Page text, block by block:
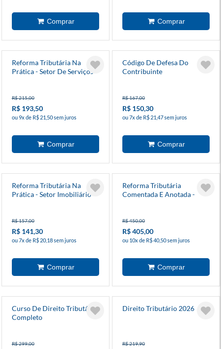
Reforma Tributária Na
Prática - Setor De Serviços
R$ 215,00
R$ 193,50
ou 9x de R$ 21,50 sem juros
Código De Defesa Do
Contribuinte
R$ 167,00
R$ 150,30
ou 7x de R$ 21,47 sem juros
Reforma Tributária Na
Prática - Setor Imobiliário
R$ 157,00
R$ 141,30
ou 7x de R$ 20,18 sem juros
Reforma Tributária
Comentada E Anotada -
R$ 450,00
R$ 405,00
ou 10x de R$ 40,50 sem juros
Curso De Direito Tributário
Completo
R$ 299,00
Direito Tributário 2026
R$ 219,90